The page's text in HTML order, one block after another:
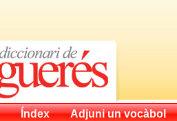
Índex Adjuni un vocàbol